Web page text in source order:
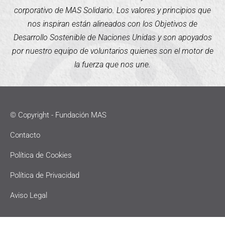
corporativo de MAS Solidario. Los valores y principios que
nos inspiran están alineados con los Objetivos de
Desarrollo Sostenible de Naciones Unidas y son apoyados
por nuestro equipo de voluntarios quienes son el motor de
la fuerza que nos une.
© Copyright - Fundación MAS
Contacto
Política de Cookies
Política de Privacidad
Aviso Legal